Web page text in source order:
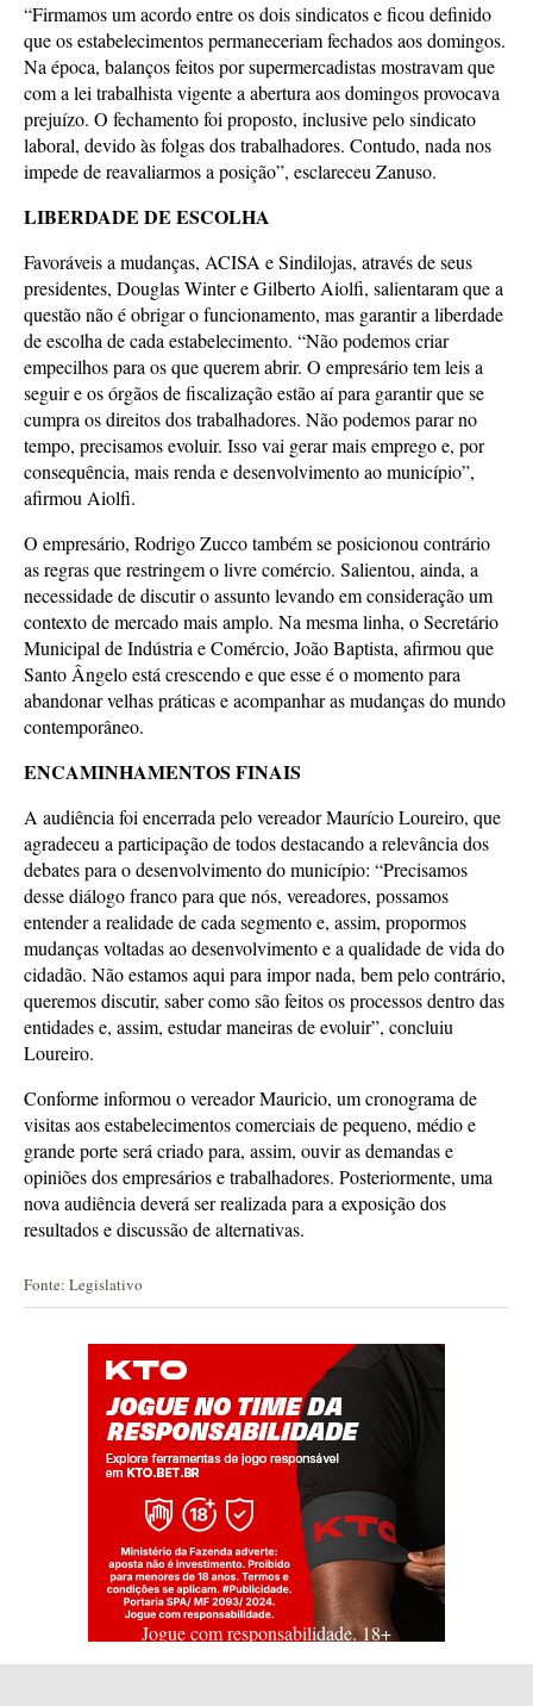
“Firmamos um acordo entre os dois sindicatos e ficou definido
que os estabelecimentos permaneceriam fechados aos domingos.
Na época, balanços feitos por supermercadistas mostravam que
com a lei trabalhista vigente a abertura aos domingos provocava
prejuízo. O fechamento foi proposto, inclusive pelo sindicato
laboral, devido às folgas dos trabalhadores. Contudo, nada nos
impede de reavaliarmos a posição”, esclareceu Zanuso.
LIBERDADE DE ESCOLHA
Favoráveis a mudanças, ACISA e Sindilojas, através de seus
presidentes, Douglas Winter e Gilberto Aiolfi, salientaram que a
questão não é obrigar o funcionamento, mas garantir a liberdade
de escolha de cada estabelecimento. “Não podemos criar
empecilhos para os que querem abrir. O empresário tem leis a
seguir e os órgãos de fiscalização estão aí para garantir que se
cumpra os direitos dos trabalhadores. Não podemos parar no
tempo, precisamos evoluir. Isso vai gerar mais emprego e, por
consequência, mais renda e desenvolvimento ao município”,
afirmou Aiolfi.
O empresário, Rodrigo Zucco também se posicionou contrário
as regras que restringem o livre comércio. Salientou, ainda, a
necessidade de discutir o assunto levando em consideração um
contexto de mercado mais amplo. Na mesma linha, o Secretário
Municipal de Indústria e Comércio, João Baptista, afirmou que
Santo Ângelo está crescendo e que esse é o momento para
abandonar velhas práticas e acompanhar as mudanças do mundo
contemporâneo.
ENCAMINHAMENTOS FINAIS
A audiência foi encerrada pelo vereador Maurício Loureiro, que
agradeceu a participação de todos destacando a relevância dos
debates para o desenvolvimento do município: “Precisamos
desse diálogo franco para que nós, vereadores, possamos
entender a realidade de cada segmento e, assim, propormos
mudanças voltadas ao desenvolvimento e a qualidade de vida do
cidadão. Não estamos aqui para impor nada, bem pelo contrário,
queremos discutir, saber como são feitos os processos dentro das
entidades e, assim, estudar maneiras de evoluir”, concluiu
Loureiro.
Conforme informou o vereador Mauricio, um cronograma de
visitas aos estabelecimentos comerciais de pequeno, médio e
grande porte será criado para, assim, ouvir as demandas e
opiniões dos empresários e trabalhadores. Posteriormente, uma
nova audiência deverá ser realizada para a exposição dos
resultados e discussão de alternativas.
Fonte: Legislativo
Jogue com responsabilidade. 18+